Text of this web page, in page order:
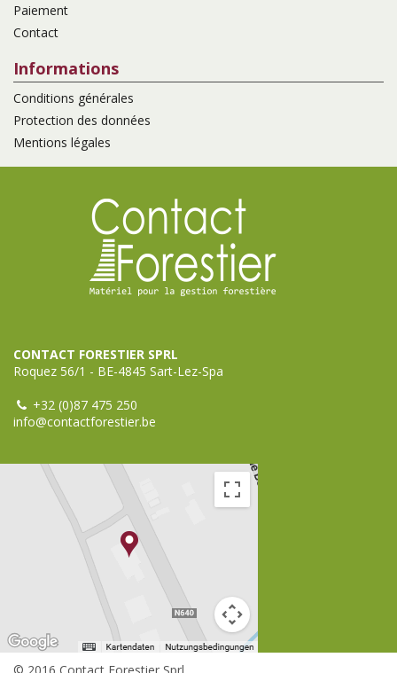
Paiement
Contact
Informations
Conditions générales
Protection des données
Mentions légales
CONTACT FORESTIER SPRL
Roquez 56/1 - BE-4845 Sart-Lez-Spa
+32 (0)87 475 250
info@contactforestier.be